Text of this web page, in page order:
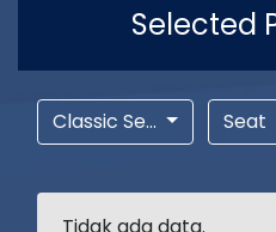
Selected
Classic Se... Seat